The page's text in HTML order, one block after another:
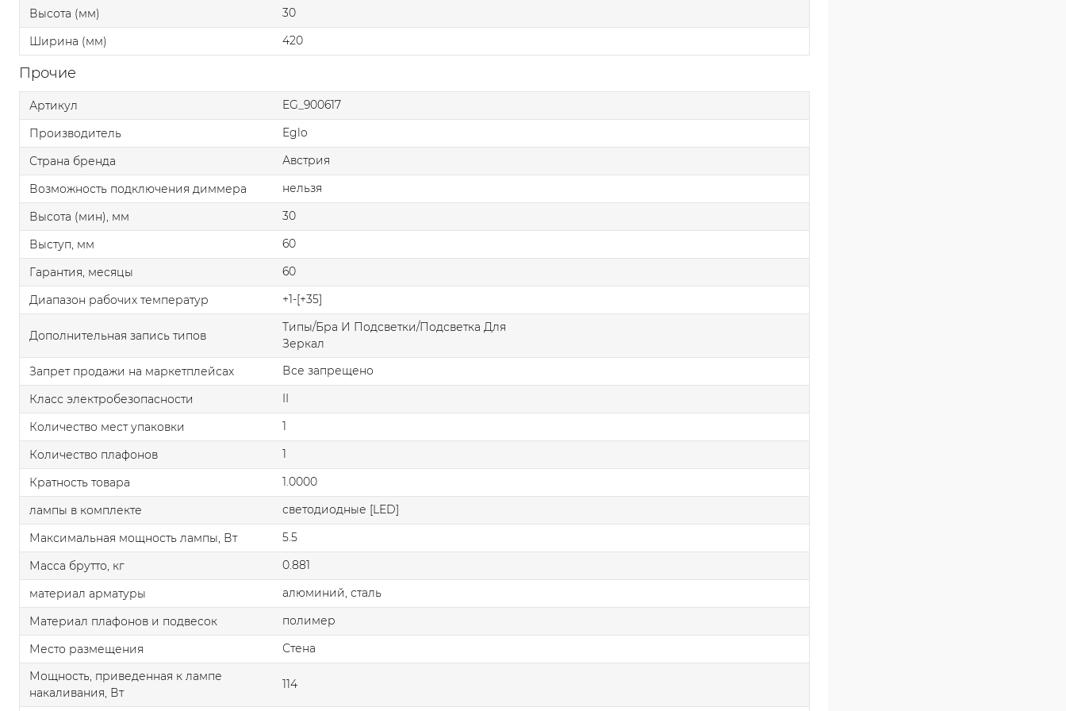
Высота (мм)
30
Ширина (мм)
420
Прочие
Артикул
EG_900617
Производитель
Eglo
Страна бренда
Австрия
Возможность подключения диммера
нельзя
Высота (мин), мм
30
Выступ, мм
60
Гарантия, месяцы
60
Диапазон рабочих температур
+1-[+35]
Дополнительная запись типов
Типы/Бра И Подсветки/Подсветка Для
Зеркал
Запрет продажи на маркетплейсах
Все запрещено
Класс электробезопасности
II
Количество мест упаковки
1
Количество плафонов
1
Кратность товара
1.0000
лампы в комплекте
светодиодные [LED]
Максимальная мощность лампы, Вт
5.5
Масса брутто, кг
0.881
материал арматуры
алюминий, сталь
Материал плафонов и подвесок
полимер
Место размещения
Стена
Мощность, приведенная к лампе
накаливания, Вт
114